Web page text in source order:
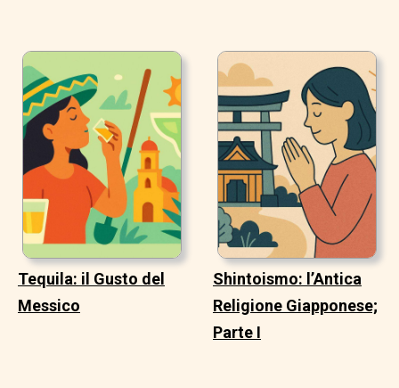
Tequila: il Gusto del
Messico
Shintoismo: l’Antica
Religione Giapponese;
Parte I